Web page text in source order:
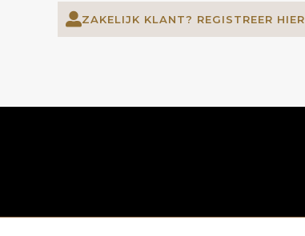
ZAKELIJK KLANT? REGISTREER HIER